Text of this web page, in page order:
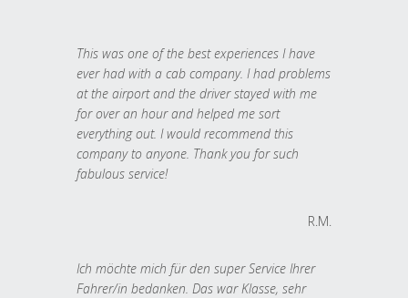
This was one of the best experiences I have
ever had with a cab company. I had problems
at the airport and the driver stayed with me
for over an hour and helped me sort
everything out. I would recommend this
company to anyone. Thank you for such
fabulous service!
R.M.
Ich möchte mich für den super Service Ihrer
Fahrer/in bedanken. Das war Klasse, sehr